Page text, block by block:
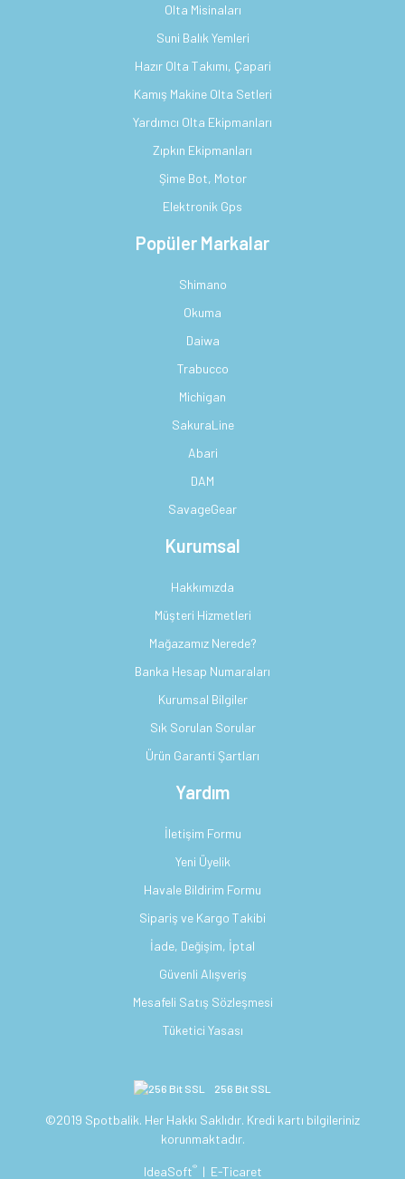
Olta Misinaları
Suni Balık Yemleri
Hazır Olta Takımı, Çapari
Kamış Makine Olta Setleri
Yardımcı Olta Ekipmanları
Zıpkın Ekipmanları
Şime Bot, Motor
Elektronik Gps
Popüler Markalar
Shimano
Okuma
Daiwa
Trabucco
Michigan
SakuraLine
Abari
DAM
SavageGear
Kurumsal
Hakkımızda
Müşteri Hizmetleri
Mağazamız Nerede?
Banka Hesap Numaraları
Kurumsal Bilgiler
Sık Sorulan Sorular
Ürün Garanti Şartları
Yardım
İletişim Formu
Yeni Üyelik
Havale Bildirim Formu
Sipariş ve Kargo Takibi
İade, Değişim, İptal
Güvenli Alışveriş
Mesafeli Satış Sözleşmesi
Tüketici Yasası
256 Bit SSL
©2019 Spotbalik. Her Hakkı Saklıdır. Kredi kartı bilgileriniz
korunmaktadır.
IdeaSoft® | E-Ticaret